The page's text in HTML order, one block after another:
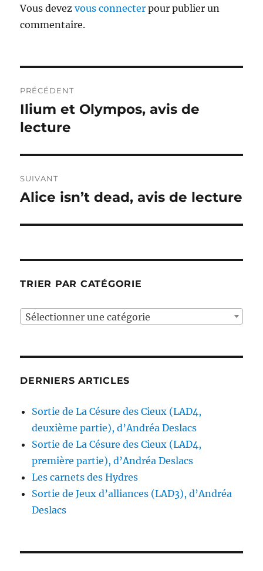
Vous devezvous connecter pour publier un
commentaire.
de
l’article
PRÉCÉDENT
Publication
précédente :
Ilium et Olympos, avis de
lecture
SUIVANT
Publication
Alice isn’t dead, avis de lecture
TRIER PAR CATÉGORIE
Sélectionner une catégorie
DERNIERS ARTICLES
Sortie de La Césure des Cieux (LAD4,
deuxième partie), d’Andréa Deslacs
Sortie de La Césure des Cieux (LAD4,
première partie), d’Andréa Deslacs
Les carnets des Hydres
Sortie de Jeux d’alliances (LAD3), d’Andréa
Deslacs